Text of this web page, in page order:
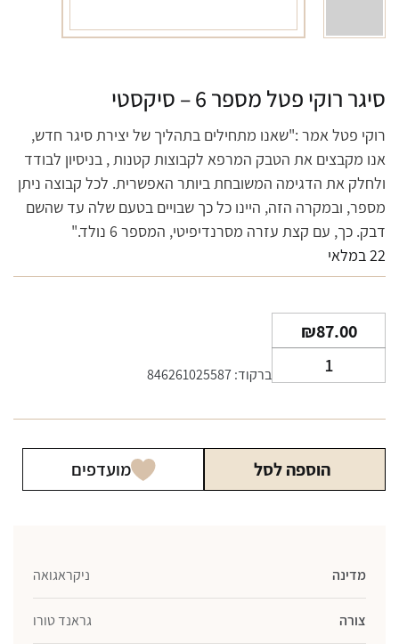
סיגר רוקי פטל מספר 6 – סיקסטי
רוקי פטל אמר :"שאנו מתחילים בתהליך של יצירת סיגר חדש,
אנו מקבצים את הטבק המרפא לקבוצות קטנות , בניסיון לבודד
ולחלק את הדגימה המשובחת ביותר האפשרית. לכל קבוצה ניתן
מספר, ובמקרה הזה, היינו כל כך שבויים בטעם שלה עד שהשם
דבק. כך, עם קצת עזרה מסרנדיפיטי, המספר 6 נולד."
22 במלאי
₪87.00
של
ברקוד: 846261025587
הוספה לסל מועדפים
מדינה ניקראגואה
צורה גראנד טורו